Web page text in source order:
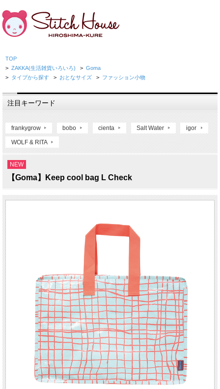
TOP
> ZAKKA(生活雑貨いろいろ) > Goma
> タイプから探す > おとなサイズ > ファッション小物
注目キーワード
frankygrow bobo cienta Salt Water igor
WOLF & RITA
NEW
【Goma】Keep cool bag L Check